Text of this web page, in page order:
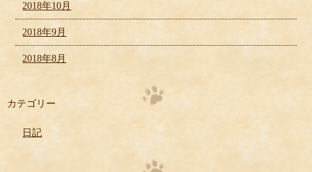
2018年10月
2018年9月
2018年8月
カテゴリー
日記